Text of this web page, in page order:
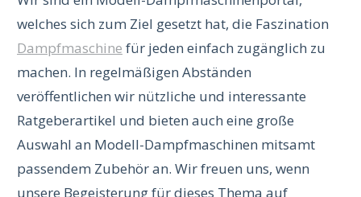
welches sich zum Ziel gesetzt hat, die Faszination
Dampfmaschine für jeden einfach zugänglich zu
machen. In regelmäßigen Abständen
veröffentlichen wir nützliche und interessante
Ratgeberartikel und bieten auch eine große
Auswahl an Modell-Dampfmaschinen mitsamt
passendem Zubehör an. Wir freuen uns, wenn
unsere Begeisterung für dieses Thema auf